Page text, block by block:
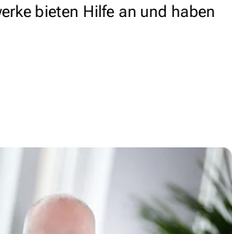
bieten Hilfe an und haben